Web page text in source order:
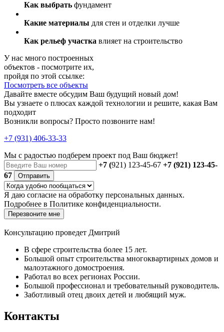
Как выбрать фундамент
Какие материалы для стен и отделки лучше
Как рельеф участка влияет на строительство
У нас много построенных
объектов - посмотрите их,
пройдя по этой ссылке:
Посмотреть все объекты
Давайте вместе обсудим Ваш будущий новый дом!
Вы узнаете о плюсах каждой технологии и решите, какая Вам
подходит
Возникли вопросы? Просто позвоните нам!
+7 (931) 406-33-33
Мы с радостью подберем проект под Ваш бюджет!
+7 (921) 123-45-67 +7 (921) 123-45-
67
Отправить
Я даю согласие на обработку персональных данных.
Подробнее в Политике конфиденциальности.
Перезвоните мне
Консультацию проведет Дмитрий
В сфере строительства более 15 лет.
Большой опыт строительства многоквартирных домов и
малоэтажного домостроения.
Работал во всех регионах России.
Большой профессионал и требовательный руководитель.
Заботливый отец двоих детей и любящий муж.
Контакты